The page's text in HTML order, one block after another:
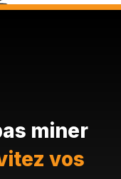
miner
vos